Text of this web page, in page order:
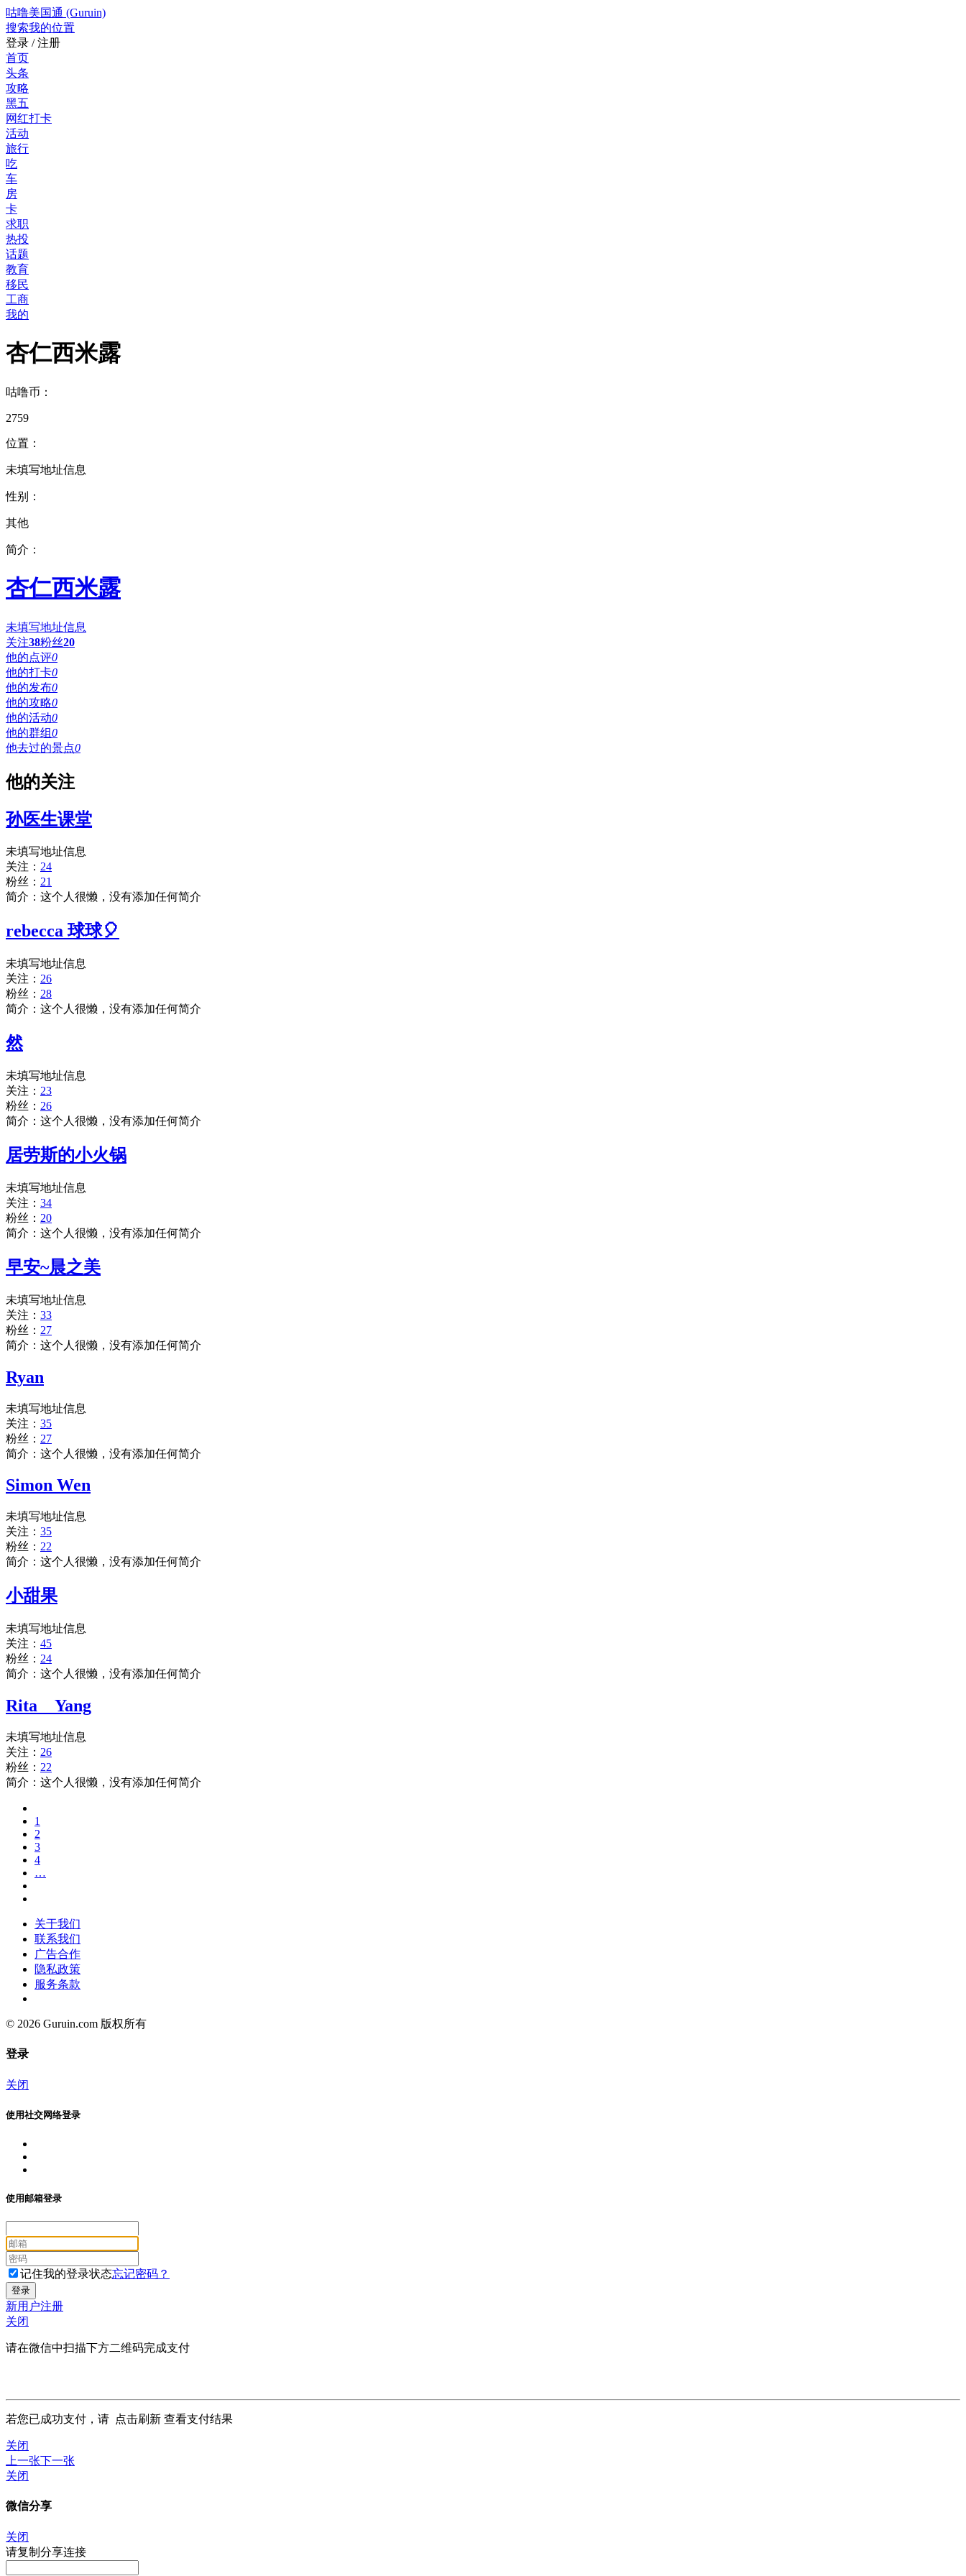
咕噜美国通 (Guruin)
搜索我的位置
登录 / 注册
首页
头条
攻略
黑五
网红打卡
活动
旅行
吃
车
房
卡
求职
热投
话题
教育
移民
工商
我的
杏仁西米露
咕噜币：
2759
位置：
未填写地址信息
性别：
其他
简介：
杏仁西米露
未填写地址信息
关注38粉丝20
他的点评0
他的打卡0
他的发布0
他的攻略0
他的活动0
他的群组0
他去过的景点0
他的关注
孙医生课堂
未填写地址信息
关注： 24
粉丝： 21
简介：这个人很懒，没有添加任何简介
rebecca 球球🎈
未填写地址信息
关注： 26
粉丝： 28
简介：这个人很懒，没有添加任何简介
然
未填写地址信息
关注： 23
粉丝： 26
简介：这个人很懒，没有添加任何简介
居劳斯的小火锅
未填写地址信息
关注： 34
粉丝： 20
简介：这个人很懒，没有添加任何简介
早安~晨之美
未填写地址信息
关注： 33
粉丝： 27
简介：这个人很懒，没有添加任何简介
Ryan
未填写地址信息
关注： 35
粉丝： 27
简介：这个人很懒，没有添加任何简介
Simon Wen
未填写地址信息
关注： 35
粉丝： 22
简介：这个人很懒，没有添加任何简介
小甜果
未填写地址信息
关注： 45
粉丝： 24
简介：这个人很懒，没有添加任何简介
Rita__Yang
未填写地址信息
关注： 26
粉丝： 22
简介：这个人很懒，没有添加任何简介
1
2
3
4
…
关于我们
联系我们
广告合作
隐私政策
服务条款
© 2026 Guruin.com 版权所有
登录
关闭
使用社交网络登录
使用邮箱登录
记住我的登录状态忘记密码？
新用户注册
关闭
请在微信中扫描下方二维码完成支付
若您已成功支付，请 点击刷新 查看支付结果
关闭
上一张下一张
关闭
微信分享
关闭
请复制分享连接